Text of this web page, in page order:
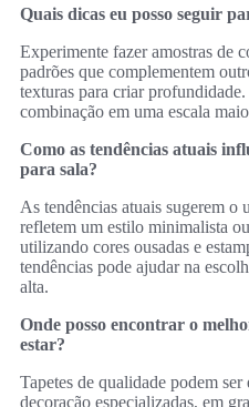
Quais dicas eu posso seguir
Experimente fazer amostras de
padrões que complementem
texturas para criar
combinação em uma escala
Como as tendências atuais
para sala?
As tendências atuais sugerem o
refletem um estilo minimalista
utilizando cores ousadas e
tendências pode ajudar na
alta.
Onde posso encontrar o
estar?
Tapetes de qualidade podem
decoração especializadas, em